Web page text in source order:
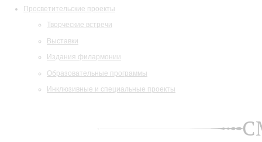
Просветительские проекты
Творческие встречи
Выставки
Издания филармонии
Образовательные программы
Инклюзивные и специальные проекты